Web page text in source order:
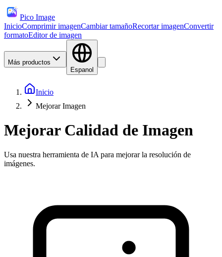
Pico Image
InicioComprimir imagenCambiar tamañoRecortar imagenConvertir
formatoEditor de imagen
Más productos
Espanol
Inicio
Mejorar Imagen
Mejorar Calidad de Imagen
Usa nuestra herramienta de IA para mejorar la resolución de
imágenes.